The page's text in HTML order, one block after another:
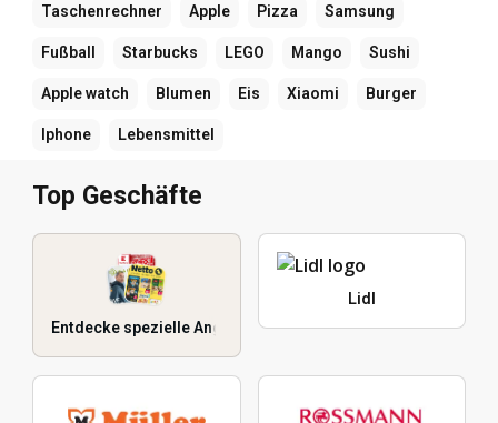
Taschenrechner Apple Pizza Samsung
Fußball Starbucks LEGO Mango Sushi
Apple watch Blumen Eis Xiaomi Burger
Iphone Lebensmittel
Top Geschäfte
Entdecke spezielle Angebote
Lidl